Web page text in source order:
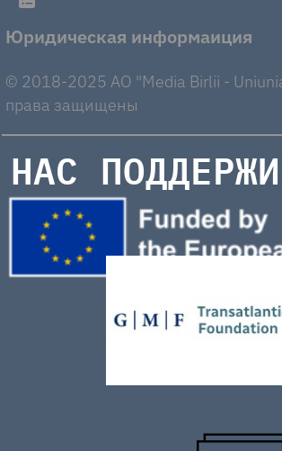
Юридическая информаиция
© 2018-2025 AO "Media Birlii -
права защищены
НАС